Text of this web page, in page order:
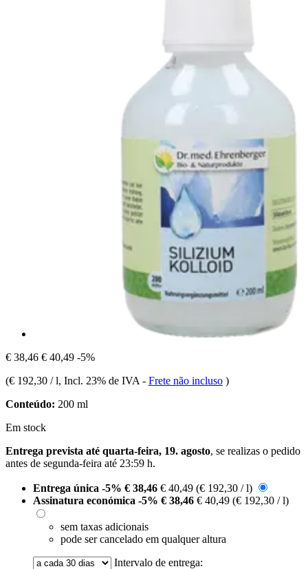
€ 38,46 € 40,49 -5%
(€ 192,30 / l, Incl. 23% de IVA - Frete não incluso )
Conteúdo: 200 ml
Em stock
Entrega prevista até quarta-feira, 19. agosto, se realizas o pedido
antes de segunda-feira até 23:59 h.
Entrega única -5% € 38,46 € 40,49 (€ 192,30 / l)
Assinatura económica -5% € 38,46 € 40,49 (€ 192,30 / l)
sem taxas adicionais
pode ser cancelado em qualquer altura
Intervalo de entrega: